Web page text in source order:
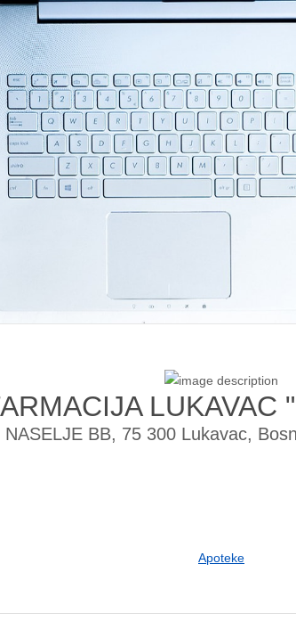
LUKAVAC
NASELJE BB, 75 300 Lukavac,
Apoteke